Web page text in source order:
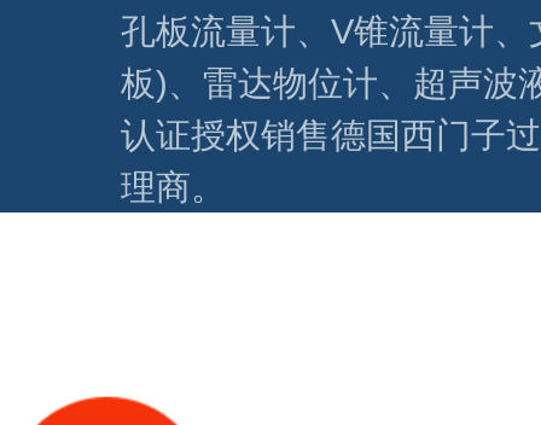
孔板流量计、V锥流量计
板)、雷达物位计、超声波
认证授权销售德国西门子
理商。